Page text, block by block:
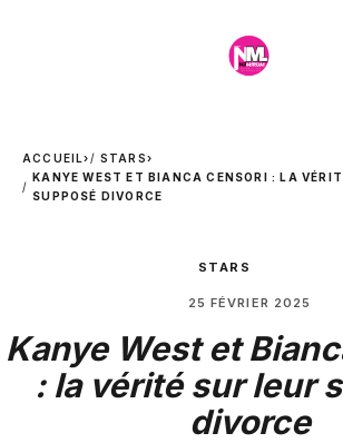
ACCUEIL› STARS›
KANYE WEST ET BIANCA CENSORI : LA
SUPPOSÉ DIVORCE
STARS
25 FÉVRIER 2025
Kanye West et
: la vérité sur leur
divorce